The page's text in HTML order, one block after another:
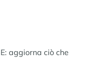
aggiorna ciò che